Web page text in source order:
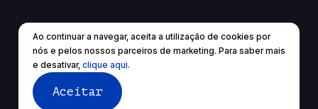
Ao continuar a navegar, aceita a utilização de cookies por
nós e pelos nossos parceiros de marketing. Para saber mais
e desativar, clique aqui.
Aceitar
PT ▼
© 2026 Todos os direitos reservados.
Termos de Serviço